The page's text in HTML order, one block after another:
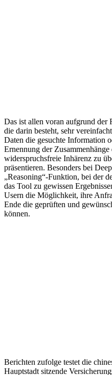
Das ist allen voran aufgrund der
die darin besteht, sehr
Daten die gesuchte Information
Ernennung der
widerspruchsfreie Inhärenz zu
präsentieren. Besonders bei
„Reasoning“-Funktion, bei der
das Tool zu gewissen
Usern die Möglichkeit, ihre
Ende die geprüften und
können.
Berichten zufolge testet die
Hauptstadt sitzende